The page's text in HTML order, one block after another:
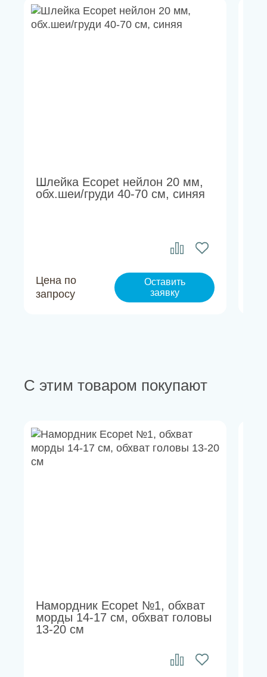
Шлейка Ecopet нейлон 20 мм,
обх.шеи/груди 40-70 см, синяя
Цена по
запросу
Оставить
заявку
С этим товаром покупают
Намордник Ecopet №1, обхват
морды 14-17 см, обхват головы
13-20 см